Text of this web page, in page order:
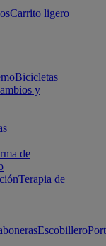
Carrito ligero
Bicicletas
y
de
Terapia de
Escobillero